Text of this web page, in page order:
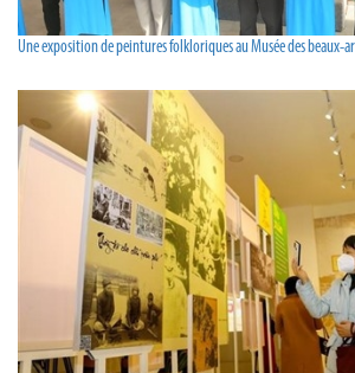
Une exposition de peintures folkloriques au Musée des beaux-